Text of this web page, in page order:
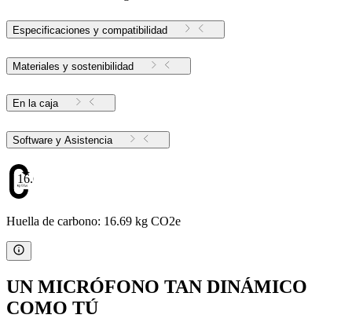
Especificaciones y compatibilidad
Materiales y sostenibilidad
En la caja
Software y Asistencia
16.69
Huella de carbono: 16.69 kg CO2e
UN MICRÓFONO TAN DINÁMICO
COMO TÚ